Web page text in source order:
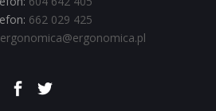
662 029 425
ergonomica@ergonomica.pl